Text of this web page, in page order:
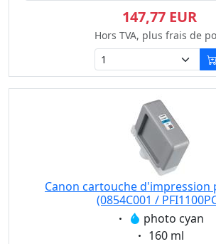
147,77 EUR
Hors TVA, plus frais de
Canon cartouche d'impression
(0854C001 /
Eigenschaft:
photo cyan
Eigenschaft:
160 ml